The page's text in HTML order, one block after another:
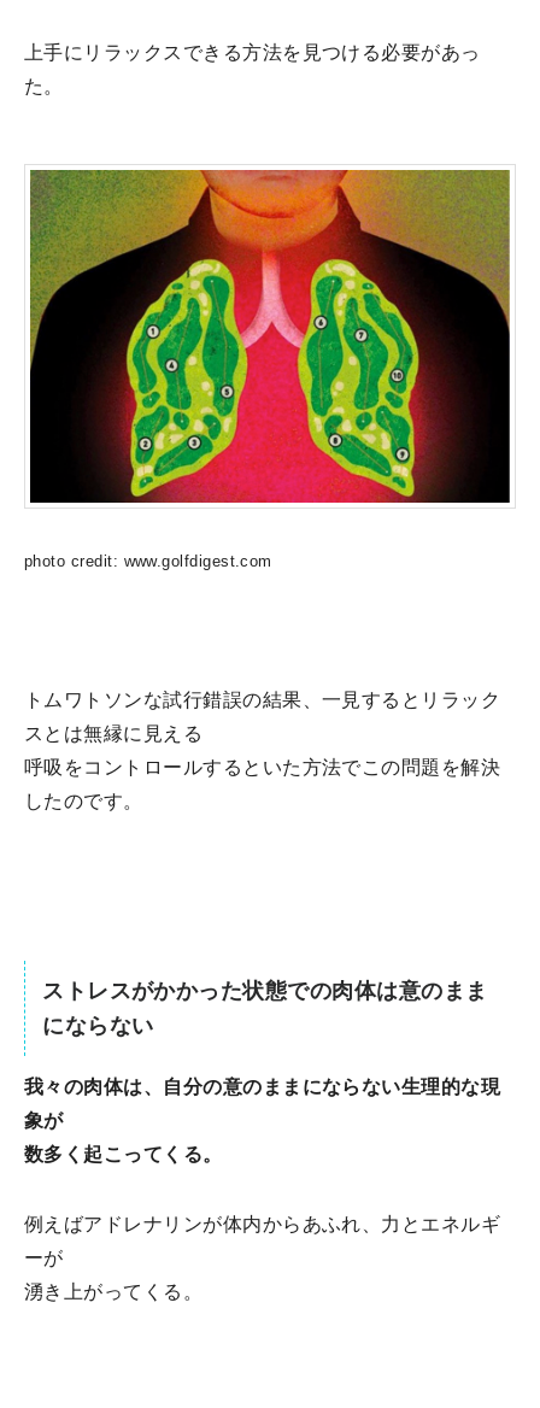
上手にリラックスできる方法を見つける必要があっ
た。
photo credit: www.golfdigest.com
トムワトソンな試行錯誤の結果、一見するとリラック
スとは無縁に見える
呼吸をコントロールするといた方法でこの問題を解決
したのです。
ストレスがかかった状態での肉体は意のまま
にならない
我々の肉体は、自分の意のままにならない生理的な現
象が
数多く起こってくる。
例えばアドレナリンが体内からあふれ、力とエネルギ
ーが
湧き上がってくる。